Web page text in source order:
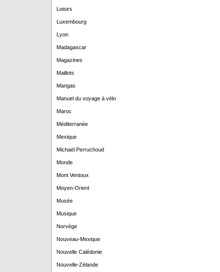
Loisirs
Luxembourg
Lyon
Madagascar
Magazines
Maillots
Mangas
Manuel du voyage à vélo
Maroc
Méditerranée
Mexique
Michaël Perruchoud
Monde
Mont Ventoux
Moyen-Orient
Musée
Musique
Norvège
Nouveau-Mexique
Nouvelle Calédonie
Nouvelle-Zélande